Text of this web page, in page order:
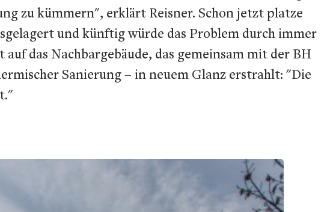
zu kümmern", erklärt Reisner. Schon jetzt platze
und künftig würde das Problem durch immer
das Nachbargebäude, das gemeinsam mit der BH
Sanierung – in neuem Glanz erstrahlt: "Die